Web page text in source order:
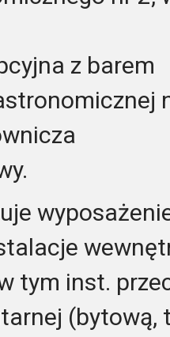
z barem
tym inst.
(bytową,